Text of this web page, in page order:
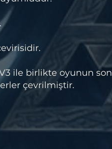
ile birlikte oyunun son
çevrilmiştir.